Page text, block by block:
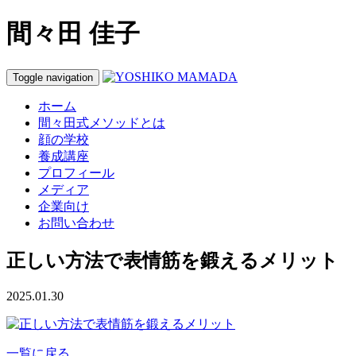
間々田 佳子
Toggle navigation
ホーム
間々田式メソッドとは
顔の学校
養成講座
プロフィール
メディア
企業向け
お問い合わせ
正しい方法で表情筋を鍛えるメリット
2025.01.30
一覧に戻る